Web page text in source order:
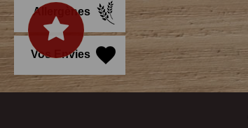
Allergènes
Vos Envies